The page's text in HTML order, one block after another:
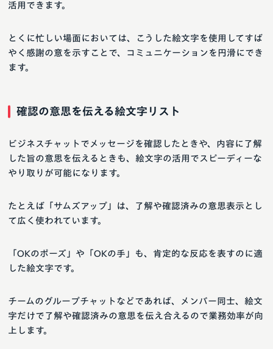
活用できます。
とくに忙しい場面においては、こうした絵文字を使用してすば
やく感謝の意を示すことで、コミュニケーションを円滑にでき
ます。
確認の意思を伝える絵文字リスト
ビジネスチャットでメッセージを確認したときや、内容に了解
した旨の意思を伝えるときも、絵文字の活用でスピーディーな
やり取りが可能になります。
たとえば「サムズアップ」は、了解や確認済みの意思表示とし
て広く使われています。
「OKのポーズ」や「OKの手」も、肯定的な反応を表すのに適
した絵文字です。
チームのグループチャットなどであれば、メンバー同士、絵文
字だけで了解や確認済みの意思を伝え合えるので業務効率が向
上します。